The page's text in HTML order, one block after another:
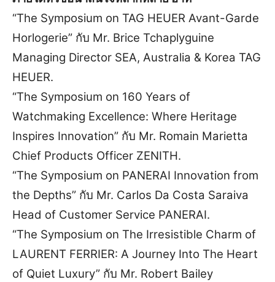
“The Symposium on TAG HEUER Avant-Garde
Horlogerie” กับ Mr. Brice Tchaplyguine
Managing Director SEA, Australia & Korea TAG
HEUER.
“The Symposium on 160 Years of
Watchmaking Excellence: Where Heritage
Inspires Innovation” กับ Mr. Romain Marietta
Chief Products Officer ZENITH.
“The Symposium on PANERAI Innovation from
the Depths” กับ Mr. Carlos Da Costa Saraiva
Head of Customer Service PANERAI.
“The Symposium on The Irresistible Charm of
LAURENT FERRIER: A Journey Into The Heart
of Quiet Luxury” กับ Mr. Robert Bailey